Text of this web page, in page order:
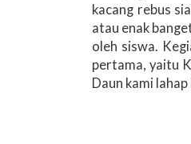
kacang rebus
atau enak
oleh siswa.
pertama, yaitu
Daun kami lahap